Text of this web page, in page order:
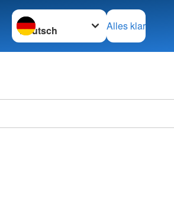
Sprache wechseln zu
Alles klar